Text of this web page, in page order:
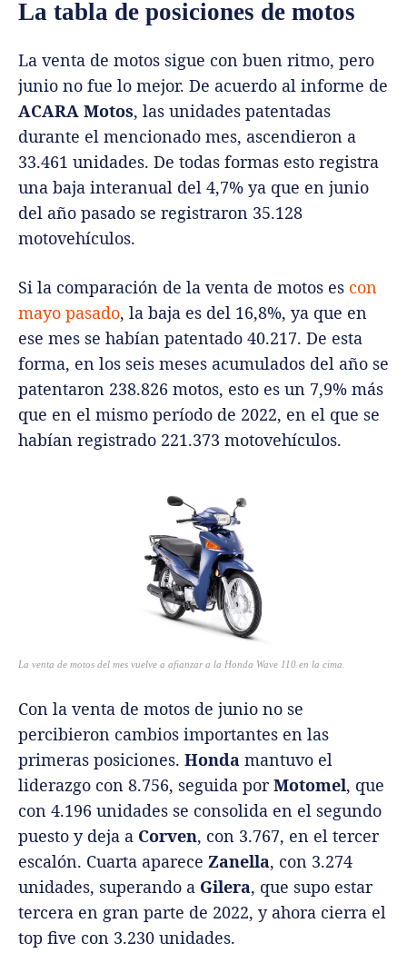
La tabla de posiciones de motos
La venta de motos sigue con buen ritmo, pero
junio no fue lo mejor. De acuerdo al informe de
ACARA Motos, las unidades patentadas
durante el mencionado mes, ascendieron a
33.461 unidades. De todas formas esto registra
una baja interanual del 4,7% ya que en junio
del año pasado se registraron 35.128
motovehículos.
Si la comparación de la venta de motos es con
mayo pasado, la baja es del 16,8%, ya que en
ese mes se habían patentado 40.217. De esta
forma, en los seis meses acumulados del año se
patentaron 238.826 motos, esto es un 7,9% más
que en el mismo período de 2022, en el que se
habían registrado 221.373 motovehículos.
La venta de motos del mes vuelve a afianzar a la Honda Wave 110 en la cima.
Con la venta de motos de junio no se
percibieron cambios importantes en las
primeras posiciones. Honda mantuvo el
liderazgo con 8.756, seguida porMotomel, que
con 4.196 unidades se consolida en el segundo
puesto y deja a Corven, con 3.767, en el tercer
escalón. Cuarta aparece Zanella, con 3.274
unidades, superando a Gilera, que supo estar
tercera en gran parte de 2022, y ahora cierra el
top five con 3.230 unidades.